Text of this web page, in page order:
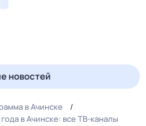
новостей
в Ачинске
в Ачинске: все ТВ-каналы